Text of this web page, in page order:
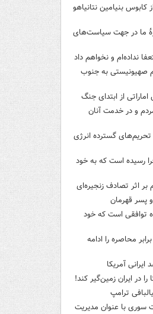
کابوس بنیامین نتانیاهو
ما در جهت سیاست‌های
نداده‌ام و نخواهم داد
صهیونیستی به جنوب
و در خدمت آنان
تحریم‌های گسترده انرژی
رسیده است که به خود
پسر قهرمان
توافقی است که خود
محاصره را ادامه
آمریکا
در ایران زمین‌گیر کند!
ترامپ
سوری با عنوان مدیریت